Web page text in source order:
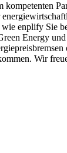
kompetenten
enplify Sie
Energy
Wir